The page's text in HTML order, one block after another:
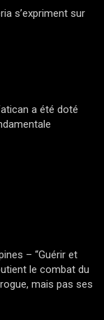
s’expriment sur
a été doté
– “Guérir et
le combat du
mais pas ses